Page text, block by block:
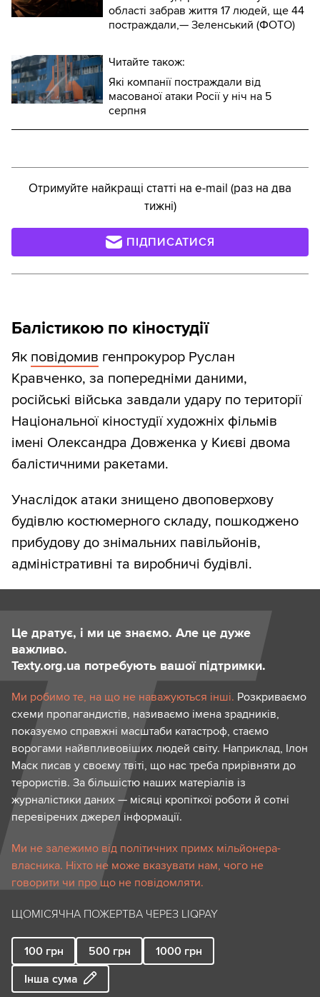
області забрав життя 17 людей, ще 44
постраждали,— Зеленський (ФОТО)
Читайте також:
Які компанії постраждали від
масованої атаки Росії у ніч на 5
серпня
Отримуйте найкращі статті на e-mail (раз на два
тижні)
ПІДПИСАТИСЯ
Балістикою по кіностудії
Як повідомив генпрокурор Руслан
Кравченко, за попередніми даними,
російські війська завдали удару по території
Національної кіностудії художніх фільмів
імені Олександра Довженка у Києві двома
балістичними ракетами.
Унаслідок атаки знищено двоповерхову
будівлю костюмерного складу, пошкоджено
прибудову до знімальних павільйонів,
адміністративні та виробничі будівлі.
Це дратує, і ми це знаємо. Але це дуже
важливо.
Texty.org.ua потребують вашої підтримки.
Ми робимо те, на що не наважуються інші. Розкриваємо
схеми пропагандистів, називаємо імена зрадників,
показуємо справжні масштаби катастроф, стаємо
ворогами найвпливовіших людей світу. Наприклад, Ілон
Маск писав у своєму твіті, що нас треба прирівняти до
терористів. За більшістю наших матеріалів із
журналістики даних — місяці кропіткої роботи й сотні
перевірених джерел інформації.
Ми не залежимо від політичних примх мільйонера-
власника. Ніхто не може вказувати нам, чого не
говорити чи про що не повідомляти.
ЩОМІСЯЧНА ПОЖЕРТВА ЧЕРЕЗ LIQPAY
100 грн 500 грн 1000 грн
Інша сума